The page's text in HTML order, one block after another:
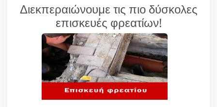
Διεκπεραιώνουμε τις πιο δύσκολες
επισκευές φρεατίων!